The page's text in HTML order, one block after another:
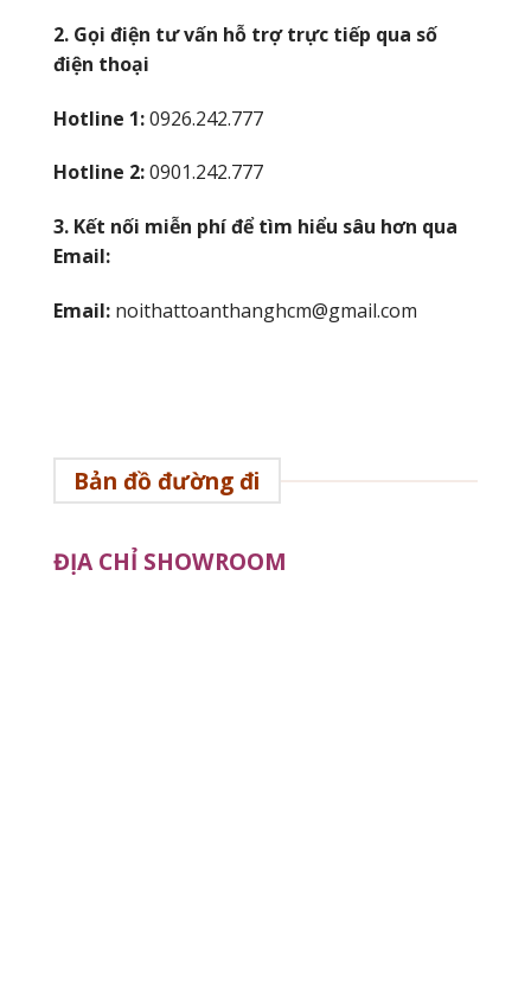
2. Gọi điện tư vấn hỗ trợ trực tiếp qua số
điện thoại
Hotline 1:0926.242.777
Hotline 2:0901.242.777
3. Kết nối miễn phí để tìm hiểu sâu hơn qua
Email:
Email: noithattoanthanghcm@gmail.com
Bản đồ đường đi
ĐỊA CHỈ SHOWROOM